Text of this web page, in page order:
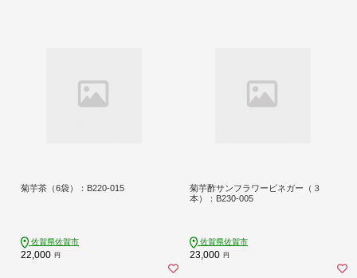
菊芋茶（6袋）：B220-015
佐賀県佐賀市
22,000 円
菊芋酢サンフラワービネガー（３
本）：B230-005
佐賀県佐賀市
23,000 円